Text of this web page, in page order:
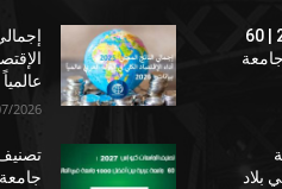
عالمياً
2026
تصنيف الجامعات كيو إس 2027 | 60
جامعة عربية بين أفضل 1000 جامعة
بلاد